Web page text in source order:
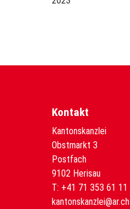
Kontakt
Kantonskanzlei
Obstmarkt 3
Postfach
9102 Herisau
T: +41 71 353 61 11
kantonskanzlei@ar.ch